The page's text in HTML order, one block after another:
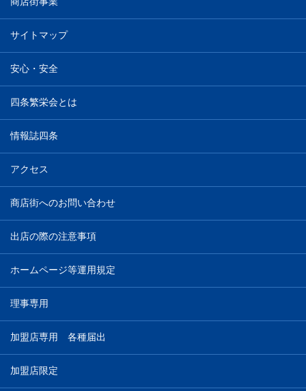
サイトマップ
安心・安全
四条繁栄会とは
情報誌四条
アクセス
商店街へのお問い合わせ
出店の際の注意事項
ホームページ等運用規定
理事専用
加盟店専用 各種届出
加盟店限定